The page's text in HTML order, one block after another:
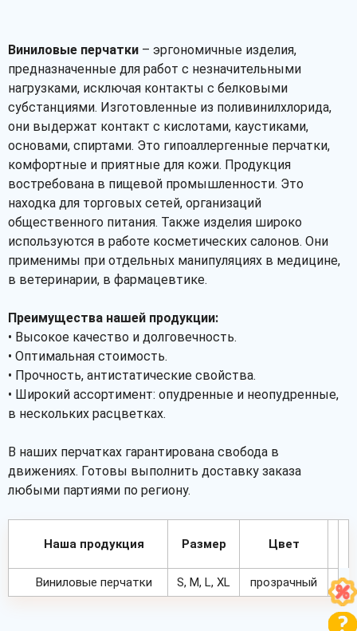
Виниловые перчатки – эргономичные изделия,
предназначенные для работ с незначительными
нагрузками, исключая контакты с белковыми
субстанциями. Изготовленные из поливинилхлорида,
они выдержат контакт с кислотами, каустиками,
основами, спиртами. Это гипоаллергенные перчатки,
комфортные и приятные для кожи. Продукция
востребована в пищевой промышленности. Это
находка для торговых сетей, организаций
общественного питания. Также изделия широко
используются в работе косметических салонов. Они
применимы при отдельных манипуляциях в медицине,
в ветеринарии, в фармацевтике.
Преимущества нашей продукции:
• Высокое качество и долговечность.
• Оптимальная стоимость.
• Прочность, антистатические свойства.
• Широкий ассортимент: опудренные и неопудренные,
в нескольких расцветках.
В наших перчатках гарантирована свобода в
движениях. Готовы выполнить доставку заказа
любыми партиями по региону.
Наша продукция Размер Цвет
Виниловые перчатки S, M, L, XL прозрачный